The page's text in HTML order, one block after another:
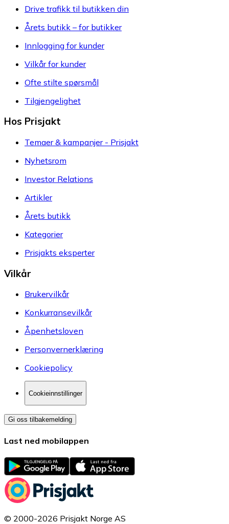
Drive trafikk til butikken din
Årets butikk – for butikker
Innlogging for kunder
Vilkår for kunder
Ofte stilte spørsmål
Tilgjengelighet
Hos Prisjakt
Temaer & kampanjer - Prisjakt
Nyhetsrom
Investor Relations
Artikler
Årets butikk
Kategorier
Prisjakts eksperter
Vilkår
Brukervilkår
Konkurransevilkår
Åpenhetsloven
Personvernerklæring
Cookiepolicy
Cookieinnstillinger
Gi oss tilbakemelding
Last ned mobilappen
© 2000-2026 Prisjakt Norge AS